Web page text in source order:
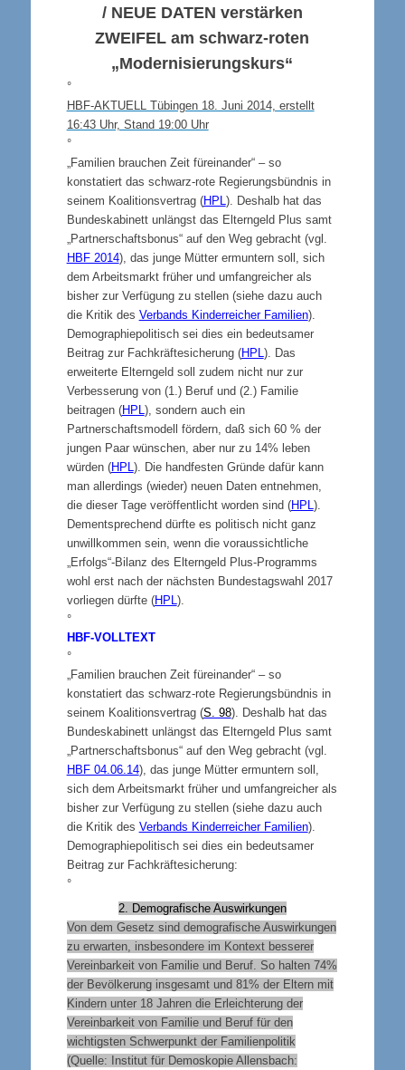
/ NEUE DATEN verstärken
ZWEIFEL am schwarz-roten
„Modernisierungskurs“
°
HBF-AKTUELL Tübingen 18. Juni 2014, erstellt
16:43 Uhr, Stand 19:00 Uhr
°
„Familien brauchen Zeit füreinander“ – so
konstatiert das schwarz-rote Regierungsbündnis in
seinem Koalitionsvertrag (HPL ). Deshalb hat das
Bundeskabinett unlängst das Elterngeld Plus samt
„Partnerschaftsbonus“ auf den Weg gebracht (vgl.
HBF 2014), das junge Mütter ermuntern soll, sich
dem Arbeitsmarkt früher und umfangreicher als
bisher zur Verfügung zu stellen (siehe dazu auch
die Kritik des Verbands Kinderreicher Familien).
Demographiepolitisch sei dies ein bedeutsamer
Beitrag zur Fachkräftesicherung (HPL ). Das
erweiterte Elterngeld soll zudem nicht nur zur
Verbesserung von (1.) Beruf und (2.) Familie
beitragen (HPL ), sondern auch ein
Partnerschaftsmodell fördern, daß sich 60 % der
jungen Paar wünschen, aber nur zu 14% leben
würden (HPL ). Die handfesten Gründe dafür kann
man allerdings (wieder) neuen Daten entnehmen,
die dieser Tage veröffentlicht worden sind (HPL ).
Dementsprechend dürfte es politisch nicht ganz
unwillkommen sein, wenn die voraussichtliche
„Erfolgs“-Bilanz des Elterngeld Plus-Programms
wohl erst nach der nächsten Bundestagswahl 2017
vorliegen dürfte (HPL ).
°
HBF-VOLLTEXT
°
„Familien brauchen Zeit füreinander“ – so
konstatiert das schwarz-rote Regierungsbündnis in
seinem Koalitionsvertrag (S. 98). Deshalb hat das
Bundeskabinett unlängst das Elterngeld Plus samt
„Partnerschaftsbonus“ auf den Weg gebracht (vgl.
HBF 04.06.14), das junge Mütter ermuntern soll,
sich dem Arbeitsmarkt früher und umfangreicher als
bisher zur Verfügung zu stellen (siehe dazu auch
die Kritik des Verbands Kinderreicher Familien).
Demographiepolitisch sei dies ein bedeutsamer
Beitrag zur Fachkräftesicherung:
°
2. Demografische Auswirkungen
Von dem Gesetz sind demografische Auswirkungen
zu erwarten, insbesondere im Kontext besserer
Vereinbarkeit von Familie und Beruf. So halten 74%
der Bevölkerung insgesamt und 81% der Eltern mit
Kindern unter 18 Jahren die Erleichterung der
Vereinbarkeit von Familie und Beruf für den
wichtigsten Schwerpunkt der Familienpolitik
(Quelle: Institut für Demoskopie Allensbach: